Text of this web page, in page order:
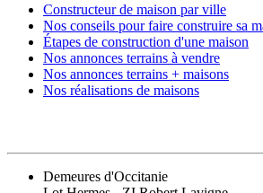
Constructeur de maison par ville
Nos conseils pour faire construire sa
Étapes de construction d'une maison
Nos annonces terrains à vendre
Nos annonces terrains + maisons
Nos réalisations de maisons
Demeures d'Occitanie